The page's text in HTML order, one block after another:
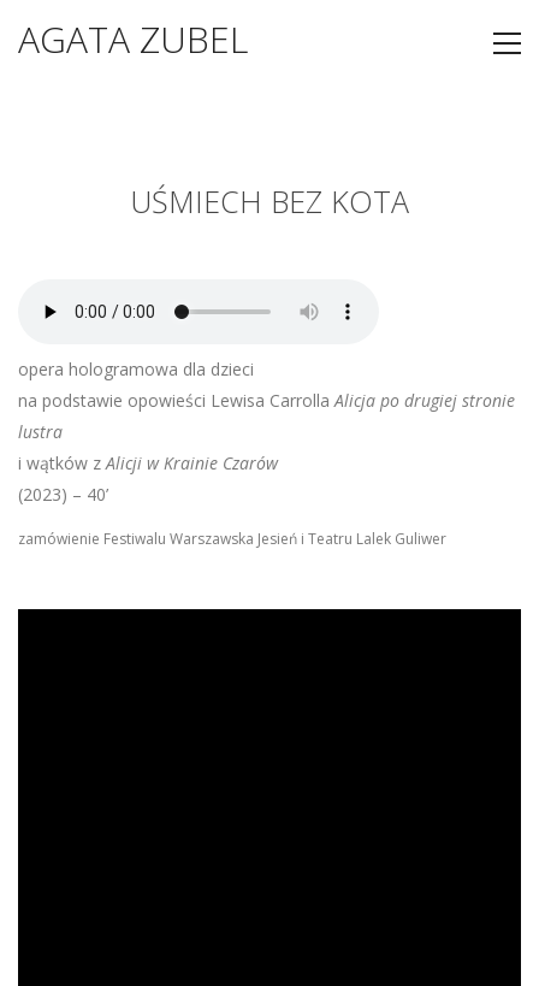
AGATA ZUBEL
UŚMIECH BEZ KOTA
opera hologramowa dla dzieci
na podstawie opowieści Lewisa CarrollaAlicja po drugiej stronie
lustra
i wątków zAlicji w Krainie Czarów
(2023) – 40’
zamówienie Festiwalu Warszawska Jesień i Teatru Lalek Guliwer